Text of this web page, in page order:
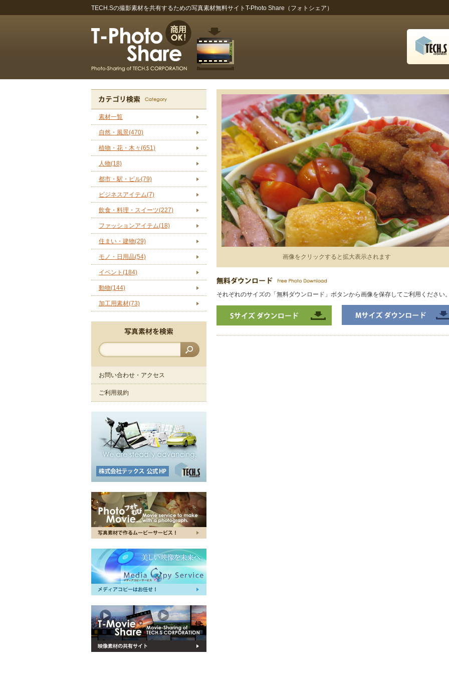
TECH.Sの撮影素材を共有するための写真素材無料サイトT-Photo Share（フォトシェア）
素材一覧
自然・風景(470)
植物・花・木々(651)
人物(18)
都市・駅・ビル(79)
ビジネスアイテム(7)
飲食・料理・スイーツ(227)
ファッションアイテム(18)
住まい・建物(29)
モノ・日用品(54)
イベント(184)
動物(144)
加工用素材(73)
お問い合わせ・アクセス
ご利用規約
画像をクリックすると拡大表示されます
それぞれのサイズの「無料ダウンロード」ボタンから画像を保存してご利用ください